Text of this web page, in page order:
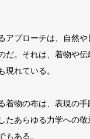
アプローチは、自然
だ。それは、着物や
現れている。
着物の布は、表現の手
たあらゆる力学への
もある。